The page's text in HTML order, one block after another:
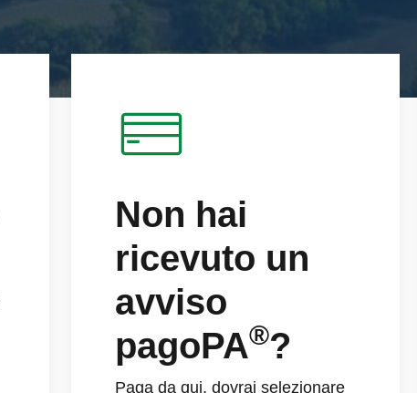
Non hai
ricevuto un
avviso
pagoPA®?
Paga da qui, dovrai selezionare